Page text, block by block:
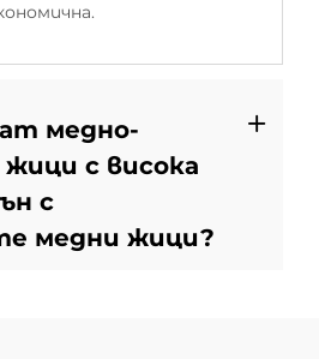
медно-
с висока
с
медни жици?